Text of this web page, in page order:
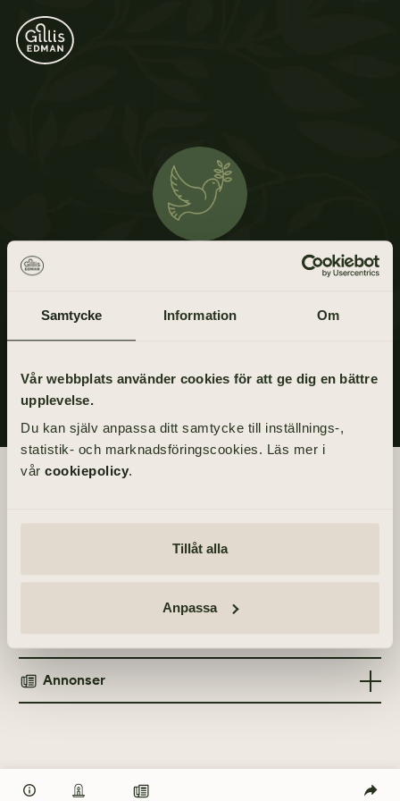
Samtycke Information Om
Vår webbplats använder cookies för att ge dig en bättre
upplevelse.
Du kan själv anpassa ditt samtycke till inställnings-,
statistik- och marknadsföringscookies. Läs mer i
vår cookiepolicy.
Tillåt alla
Anpassa
Lennart Johansson
6 april 1956 - 25 mars 2021
Begravningsdagen
Stadsmissionen Göteborg
TÄND ETT LJUS
Annonser